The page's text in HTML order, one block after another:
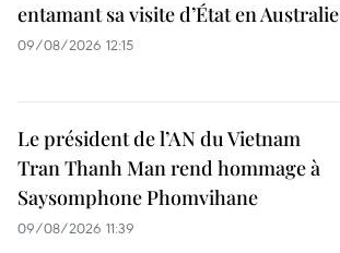
entamant sa visite d’État en Australie
09/08/2026 12:15
Le président de l’AN du Vietnam
Tran Thanh Man rend hommage à
Saysomphone Phomvihane
09/08/2026 11:39